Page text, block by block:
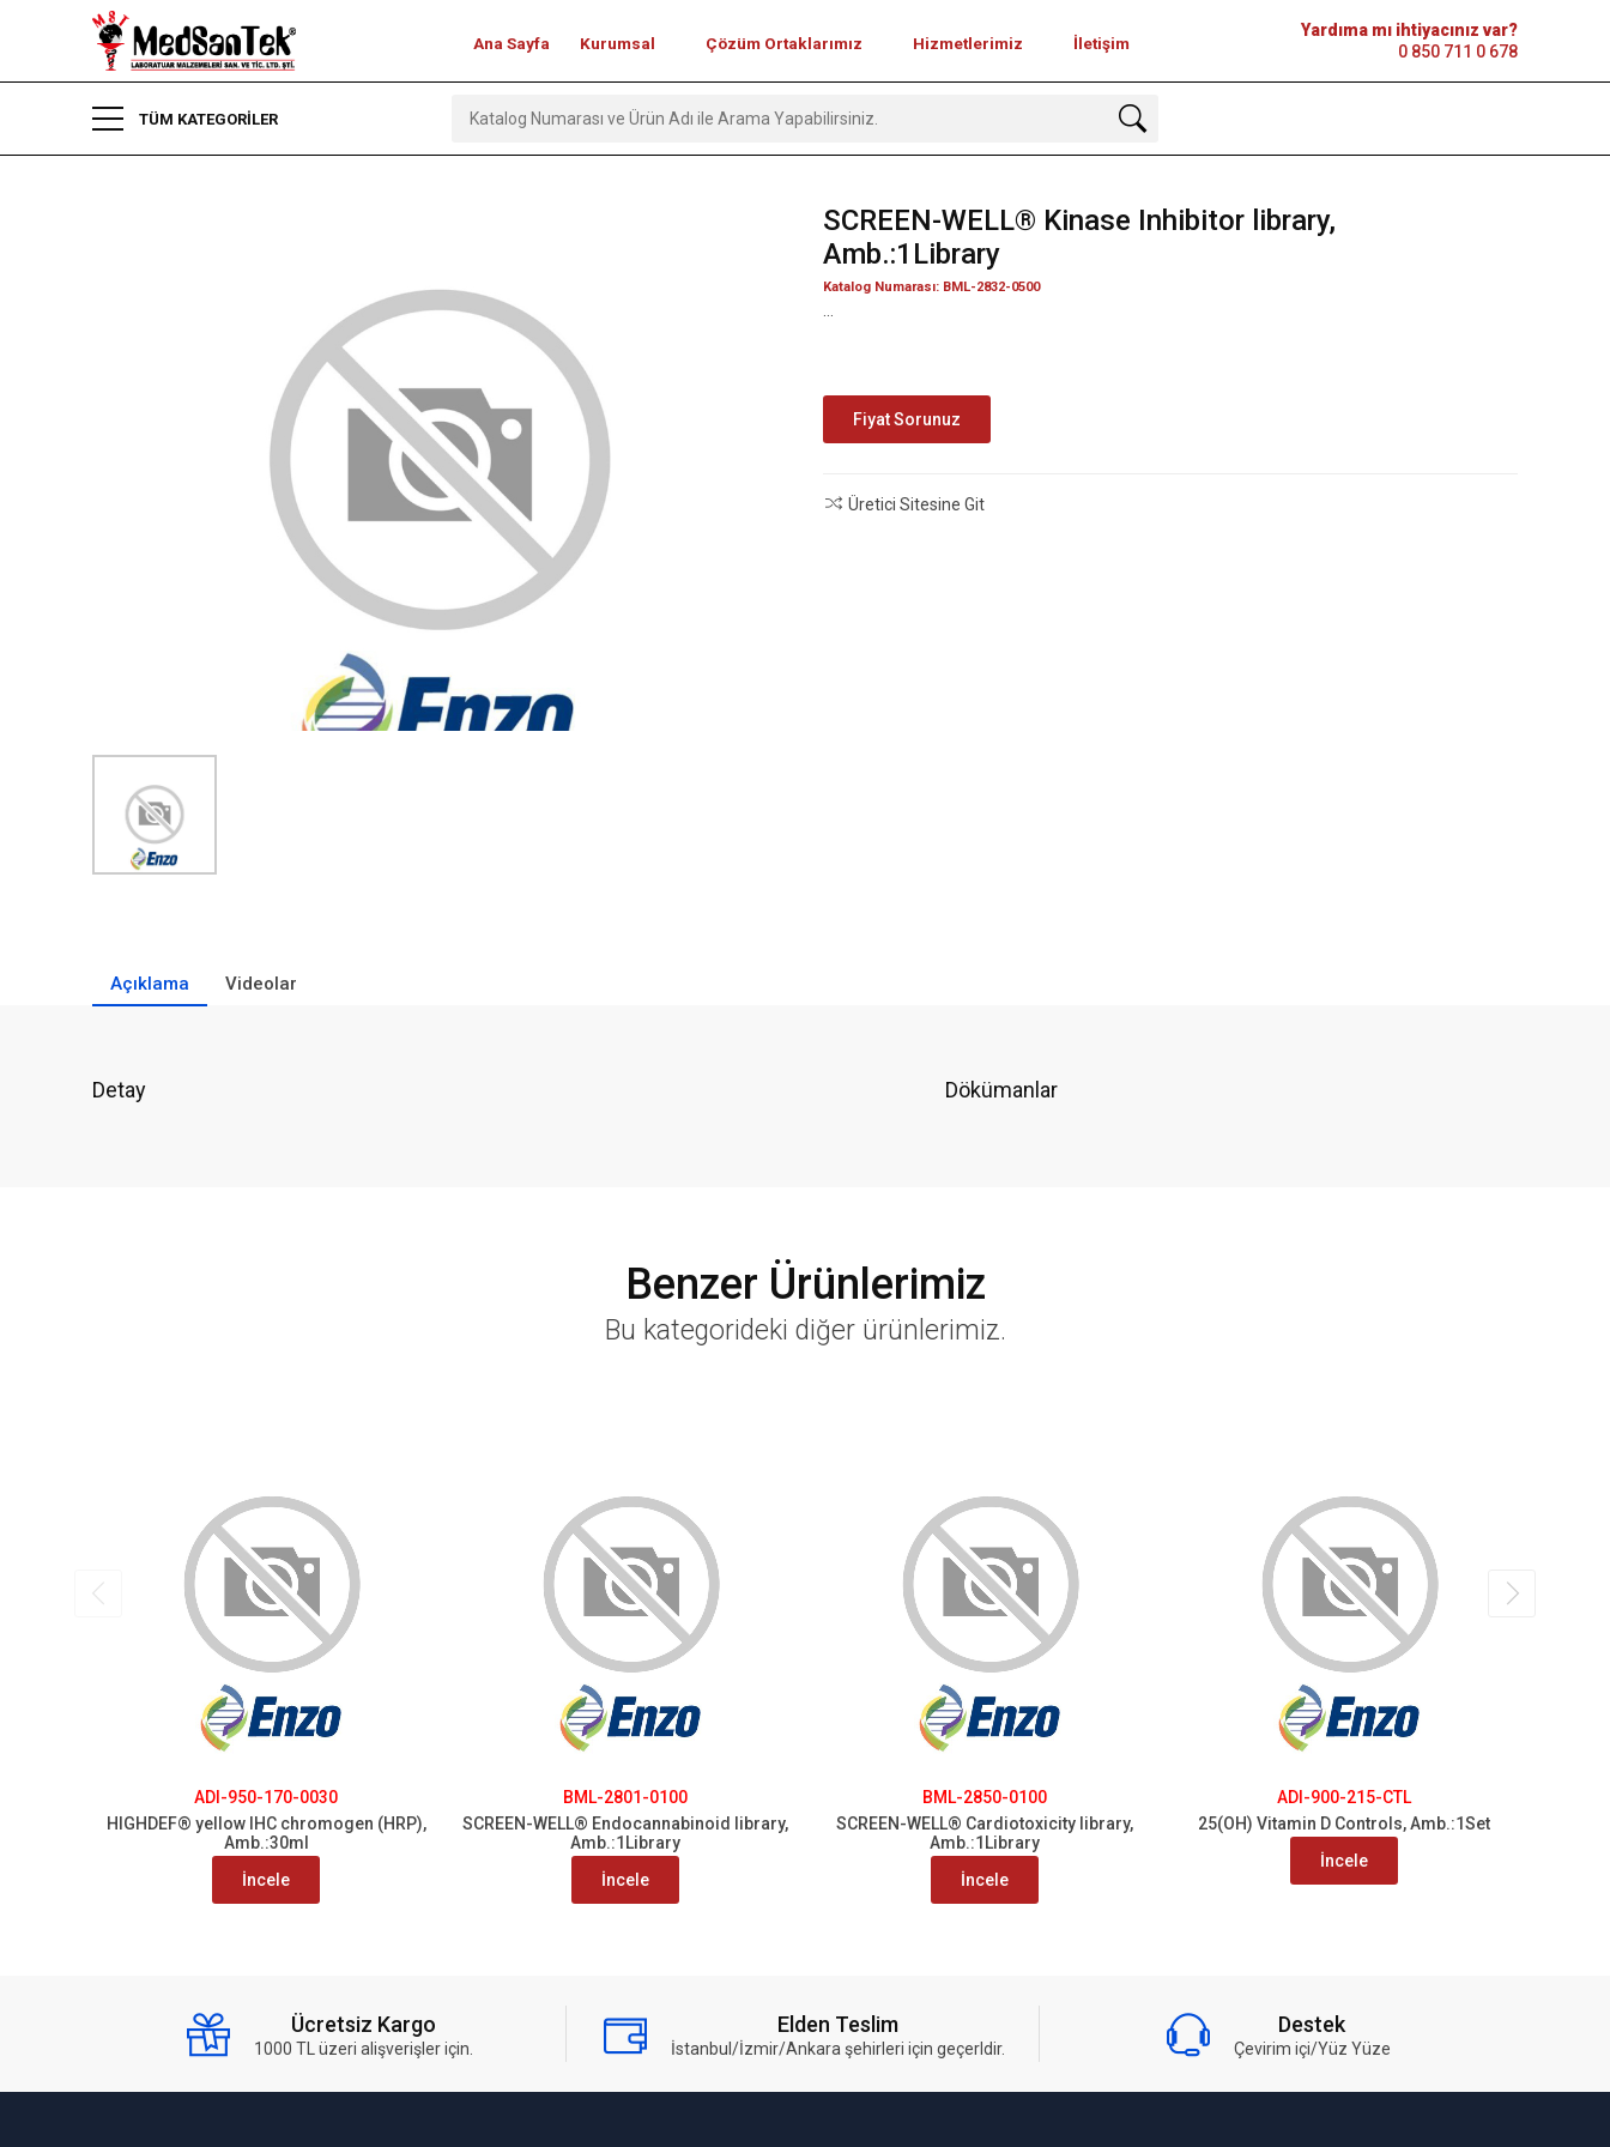
Ana Sayfa Kurumsal Çözüm Ortaklarımız Hizmetlerimiz İletişim
Yardıma mı ihtiyacınız var?
0 850 711 0 678
TÜM KATEGORİLER
SCREEN-WELL® Kinase Inhibitor library,
Amb.:1Library
Katalog Numarası: BML-2832-0500
Fiyat Sorunuz
Üretici Sitesine Git
Açıklama Videolar
Detay Dökümanlar
Benzer Ürünlerimiz
Bu kategorideki diğer ürünlerimiz.
ADI-950-170-0030
HIGHDEF® yellow IHC chromogen (HRP),
Amb.:30ml
İncele
BML-2801-0100
SCREEN-WELL® Endocannabinoid library,
Amb.:1Library
İncele
BML-2850-0100
SCREEN-WELL® Cardiotoxicity library,
Amb.:1Library
İncele
ADI-900-215-CTL
25(OH) Vitamin D Controls, Amb.:1Set
İncele
Ücretsiz Kargo
1000 TL üzeri alişverişler için.
Elden Teslim
İstanbul/İzmir/Ankara şehirleri için geçerldir.
Destek
Çevirim içi/Yüz Yüze